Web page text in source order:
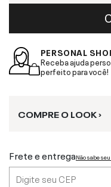
PERSONAL
Receba ajuda
perfeito para você!
COMPRE O LOOK ›
Frete e entregaNão sabe